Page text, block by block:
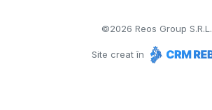
©2026 Reos Group S.R.L.
Site creat în